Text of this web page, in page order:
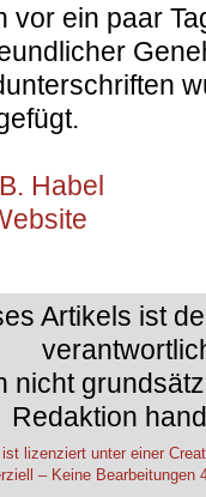
vor ein paar
Habel
Artikels ist
nicht
Redaktion
lizenziert unter einer
– Keine Bearbeitungen